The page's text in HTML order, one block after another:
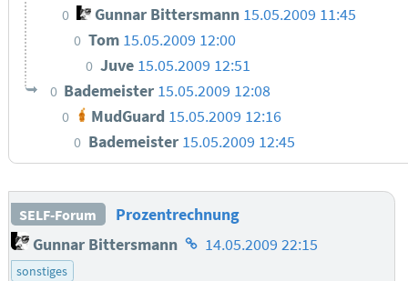
0 Gunnar Bittersmann 15.05.2009 11:45
0 Tom 15.05.2009 12:00
0 Juve 15.05.2009 12:51
0 Bademeister 15.05.2009 12:08
0 MudGuard 15.05.2009 12:16
0 Bademeister 15.05.2009 12:45
SELF-Forum
Prozentrechnung
Gunnar Bittersmann Homepage
14.05.2009 22:15
sonstiges